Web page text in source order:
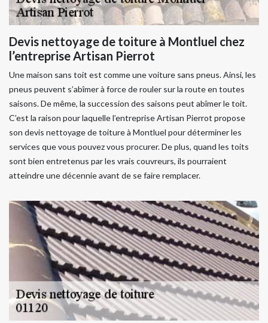
Devis nettoyage de toiture à Montluel chez
l’entreprise Artisan Pierrot
Une maison sans toit est comme une voiture sans pneus. Ainsi, les
pneus peuvent s’abîmer à force de rouler sur la route en toutes
saisons. De même, la succession des saisons peut abîmer le toit.
C’est la raison pour laquelle l’entreprise Artisan Pierrot propose
son devis nettoyage de toiture à Montluel pour déterminer les
services que vous pouvez vous procurer. De plus, quand les toits
sont bien entretenus par les vrais couvreurs, ils pourraient
atteindre une décennie avant de se faire remplacer.